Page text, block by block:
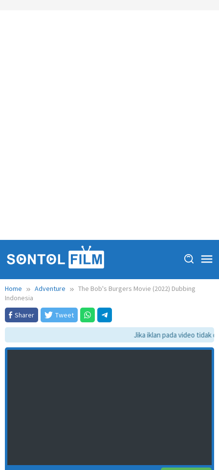
Home Adventure
The Bob's Burgers Movie (2022) Dubbing
Indonesia
Sharer
Tweet
Jika iklan pada video tidak